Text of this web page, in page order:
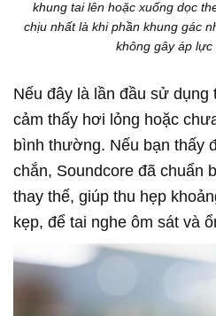
khung tai lên hoặc xuống dọc
chịu nhất là khi phần khung gác
không gây áp lực
Nếu đây là lần đầu sử dụng
cảm thấy hơi lỏng hoặc
bình thường. Nếu bạn thấy
chắn, Soundcore đã chuẩn
thay thế, giúp thu hẹp
kẹp, để tai nghe ôm sát và